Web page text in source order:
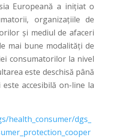
Europeană a inițiat o
organizațiile de
și mediul de afaceri
mai bune modalități de
consumatorilor la nivel
este deschisă până
accesibilă on-line la
health_consumer/dgs_